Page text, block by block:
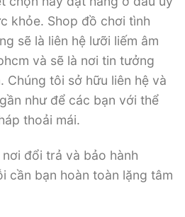
khỏe. Shop đồ chơi tình
sẽ là liên hệ lưỡi liếm âm
và sẽ là nơi tin tưởng
Chúng tôi sở hữu liên hệ và
như để các bạn với thể
thoải mái.
đổi trả và bảo hành
cần bạn hoàn toàn lặng tâm